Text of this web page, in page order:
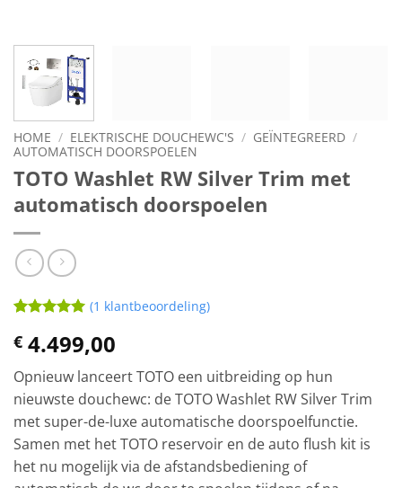
HOME / ELEKTRISCHE DOUCHEWC'S / GEÏNTEGREERD /
AUTOMATISCH DOORSPOELEN
TOTO Washlet RW Silver Trim met
automatisch doorspoelen
5op 5
gebaseerd
op
klantbeoordeling
(1 klantbeoordeling)
€ 4.499,00
Opnieuw lanceert TOTO een uitbreiding op hun
nieuwste douchewc: de TOTO Washlet RW Silver Trim
met super-de-luxe automatische doorspoelfunctie.
Samen met het TOTO reservoir en de auto flush kit is
het nu mogelijk via de afstandsbediening of